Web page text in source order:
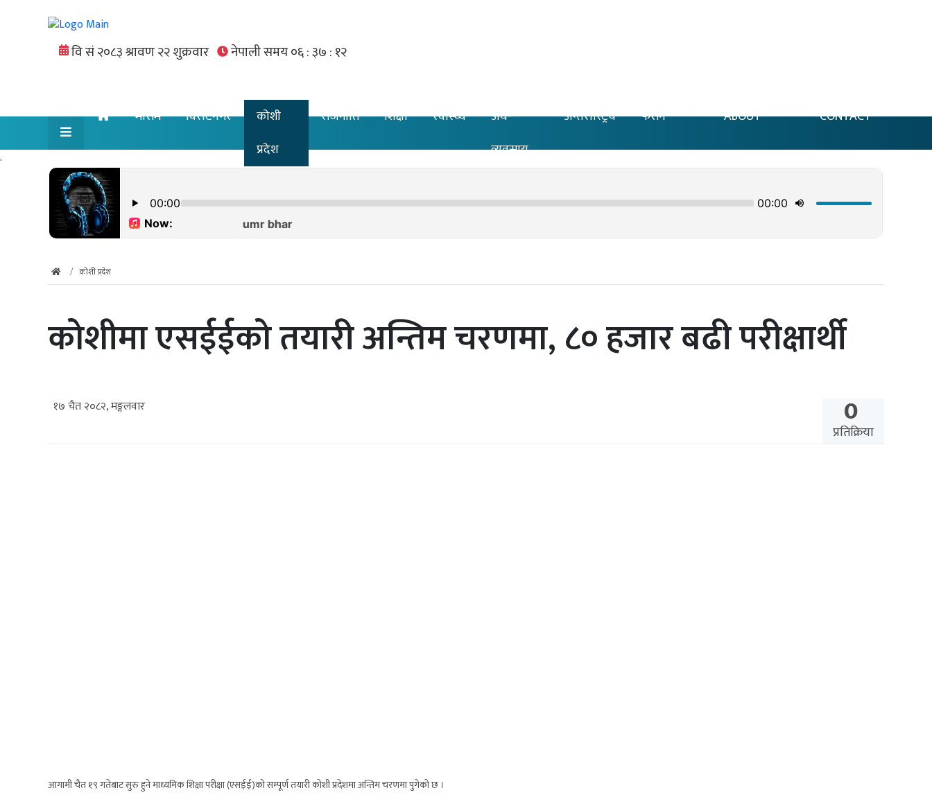
मौसम विराटनगर
कोशी
प्रदेश
राजनीति शिक्षा स्वास्थ्य
अर्थ-
व्यवसाय
अन्तरास्ट्रिय फेसन ABOUT CONTACT
.
कोशी प्रदेश
कोशीमा एसईईको तयारी अन्तिम चरणमा, ८० हजार बढी परीक्षार्थी
१७ चैत २०८२, मङ्गलवार 0
प्रतिक्रिया
आगामी चैत १९ गतेबाट सुरु हुने माध्यमिक शिक्षा परीक्षा (एसईई)को सम्पूर्ण तयारी कोशी प्रदेशमा अन्तिम चरणमा पुगेको छ ।